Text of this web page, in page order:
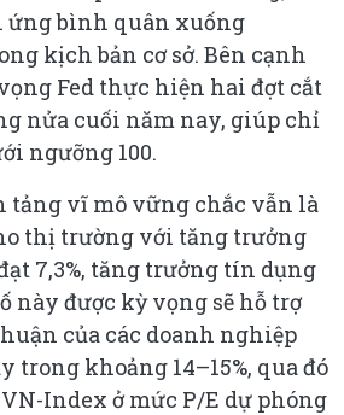
ứng bình quân xuống
kịch bản cơ sở. Bên cạnh
Fed thực hiện hai đợt cắt
nửa cuối năm nay, giúp chỉ
ngưỡng 100.
tảng vĩ mô vững chắc vẫn là
thị trường với tăng trưởng
7,3%, tăng trưởng tín dụng
này được kỳ vọng sẽ hỗ trợ
của các doanh nghiệp
trong khoảng 14–15%, qua đó
Index ở mức P/E dự phóng